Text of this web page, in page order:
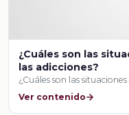
¿Cuáles son las
las adicciones?
¿Cuáles son las
Ver contenido